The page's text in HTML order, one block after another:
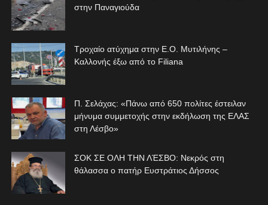
στην Παναγιούδα
Τροχαίο ατύχημα στην Ε.Ο. Μυτιλήνης –
Καλλονής έξω από το Filiana
Π. Σελάχας: «Πάνω από 650 πολίτες έστειλαν
μήνυμα συμμετοχής στην εκδήλωση της ΕΛΑΣ
στη Λέσβο»
ΣΟΚ ΣΕ ΟΛΗ ΤΗΝ ΛΈΣΒΟ: Νεκρός στη
θάλασσα ο πατήρ Ευστράτιος Δήσσος